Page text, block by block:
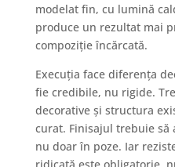
modelat fin, cu lumină
produce un rezultat mai
compoziție încărcată.
Execuția face diferența
fie credibile, nu rigide.
decorative și structura
curat. Finisajul trebuie să
nu doar în poze. Iar